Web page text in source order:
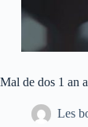
Mal de dos 1 an
Les